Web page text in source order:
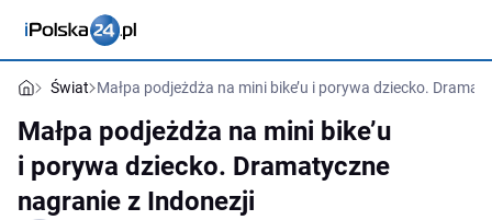
Świat Małpa podjeżdża na mini bike’u i porywa dziecko.
Małpa podjeżdża na mini bike’u
i porywa dziecko. Dramatyczne
nagranie z Indonezji